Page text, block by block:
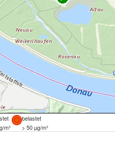
belastet
m³ > 50 µg/m³